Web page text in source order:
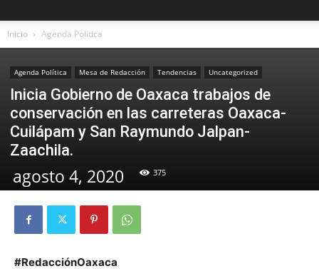
Oaxaca
Inicio Agenda Política
Agenda Política Mesa de Redacción Tendencias Uncategorized
Inicia Gobierno de Oaxaca trabajos de
conservación en las carreteras Oaxaca-
Cuilápam y San Raymundo Jalpan-
Zaachila.
agosto 4, 2020 375
#RedacciónOaxaca